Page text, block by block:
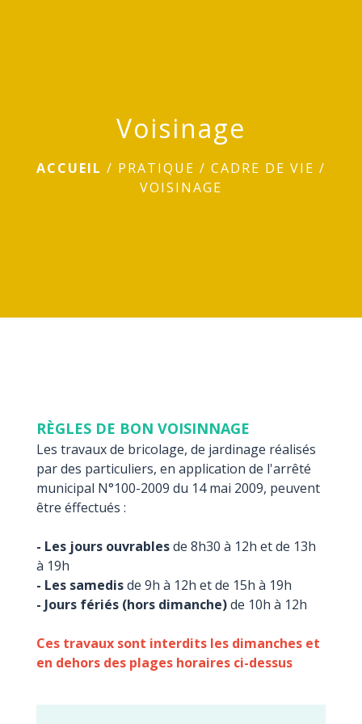
Voisinage
ACCUEIL / PRATIQUE / CADRE DE VIE /
VOISINAGE
RÈGLES DE BON VOISINNAGE
Les travaux de bricolage, de jardinage réalisés
par des particuliers, en application de l'arrêté
municipal N°100-2009 du 14 mai 2009, peuvent
être éffectués :
- Les jours ouvrablesde 8h30 à 12h et de 13h
à 19h
- Les samedisde 9h à 12h et de 15h à 19h
- Jours fériés (hors dimanche)de 10h à 12h
Ces travaux sont interdits les dimanches et
en dehors des plages horaires ci-dessus